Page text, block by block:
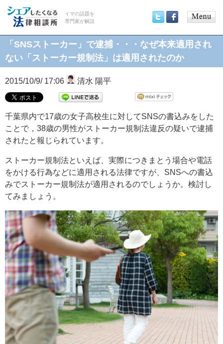
イマの話題を
専門家が解説
menu
「SNSストーカー」で逮捕・・・なぜ本来適用され
ない「ストーカー規制法」は適用されたのか
2015/10/9/ 17:06 清水 陽平
千葉県内で17歳の女子高校生に対してSNSの書込みをした
ことで，38歳の男性がストーカー規制法違反の疑いで逮捕
されたと報じられています。
ストーカー規制法といえば、実際につきまとう場合や電話
をかける行為などに適用される法律ですが、SNSへの書込
みでストーカー規制法が適用されるのでしょうか。検討し
てみましょう。